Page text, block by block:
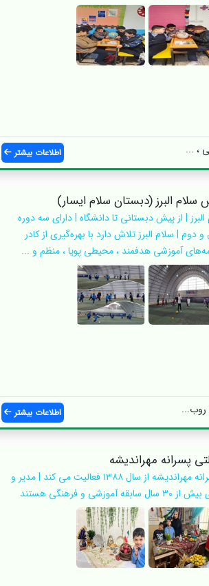
، ... اطلاعات بیشتر
البرز (دبستان سلام ایسار)
| از پیش دبستانی تا دانشگاه | دارای سه دوره
دوم | سلام البرز تلاش دارد با بهره‌گیری از کادر
آموزشی هدفمند ، محیطی پویا ، منظم و ...
روب... اطلاعات بیشتر
پسرانه مهراندیشه
دبستان غیردولتی پسرانه مهراندیشه از سال ۱۳۸۸ فعالیت می کند | مدیر و
و فرهنگی هستند